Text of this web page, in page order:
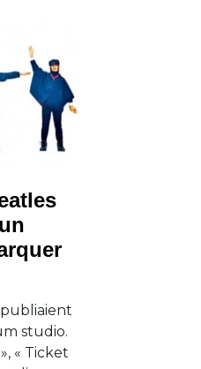
publiaient
studio.
« Ticket